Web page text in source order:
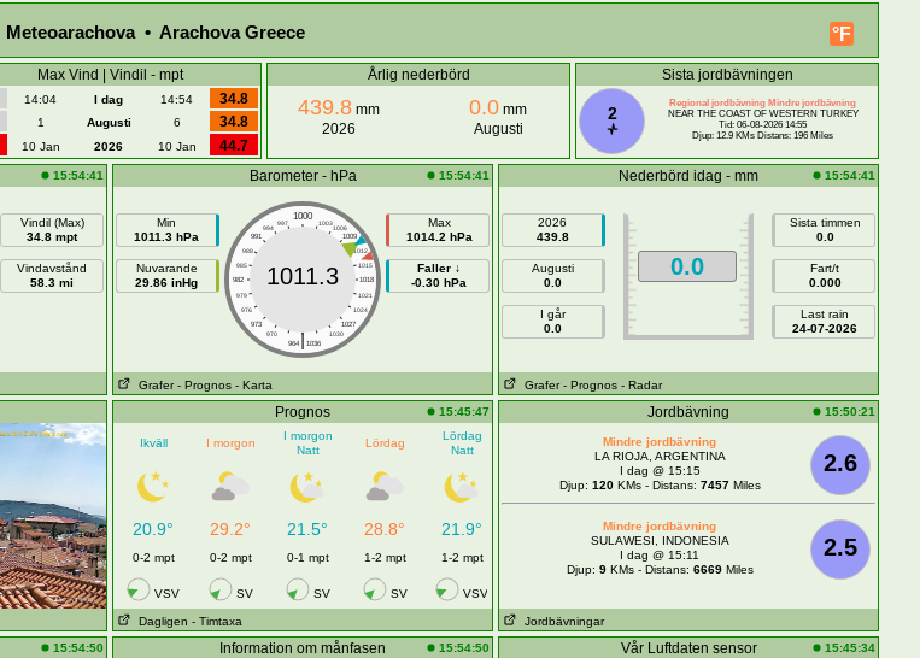
°F
Meteoarachova • Arachova Greece
Max Vind | Vindil - mpt
14:04 I dag 14:54
34.8
1 Augusti 6
34.8
10 Jan 2026 10 Jan 44.7
Årlig nederbörd
439.8 mm
2026
0.0 mm
Augusti
Sista jordbävningen
2
Regional jordbävning Mindre jordbävning
NEAR THE COAST OF WESTERN TURKEY
Tid: 06-08-2026 14:55
Djup: 12.9 KMs Distans: 196 Miles
15:54:41
Vindil (Max)
34.8 mpt
Vindavstånd
58.3 mi
Barometer - hPa 15:54:41
Min
1011.3 hPa
Nuvarande
29.86 inHg
1000
997 1003
994
1006
991
1009
988
1012
985
1015
982
1018
979
1021
976
1024
973
1027
970
1030
|
964 1036
1011.3
Max
1014.2 hPa
Faller ↓
-0.30 hPa
Grafer - Prognos - Karta
Nederbörd idag - mm 15:54:41
2026
439.8
Augusti
0.0
I går
0.0
0.0
Sista timmen
0.0
Fart/t
0.000
Last rain
24-07-2026
Grafer - Prognos - Radar
Prognos 15:45:47
Ikväll I morgon
I morgon
Natt
Lördag
Lördag
Natt
20.9° 29.2° 21.5° 28.8° 21.9°
0-2 mpt 0-2 mpt 0-1 mpt 1-2 mpt 1-2 mpt
VSV SV SV SV VSV
Dagligen - Timtaxa
Jordbävning 15:50:21
2.6
Mindre jordbävning
LA RIOJA, ARGENTINA
I dag @ 15:15
Djup: 120KMs - Distans: 7457Miles
2.5
Mindre jordbävning
SULAWESI, INDONESIA
I dag @ 15:11
Djup: 9KMs - Distans: 6669Miles
Jordbävningar
15:54:50 Information om månfasen 15:54:50 Vår Luftdaten sensor 15:45:34